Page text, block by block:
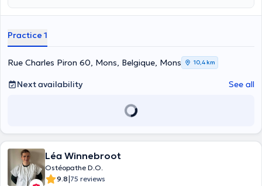
Practice 1
Rue Charles Piron 60, Mons, Belgique, Mons 10,4 km
Next availability See all
Léa Winnebroot
Ostéopathe D.O.
9.8|75 reviews